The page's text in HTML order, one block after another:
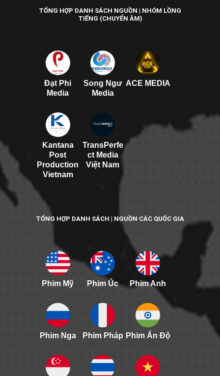
TỔNG HỢP DANH SÁCH NGUỒN | NHÓM LỒNG
TIẾNG (CHUYỂN ÂM)
Đạt Phi
Media
Song Ngư
Media
ACE MEDIA
Kantana
Post
Production
Vietnam
TransPerfe
ct Media
Việt Nam
TỔNG HỢP DANH SÁCH | NGUỒN CÁC QUỐC GIA
Phim Mỹ Phim Úc Phim Anh
Phim Nga Phim Pháp Phim Ấn Độ